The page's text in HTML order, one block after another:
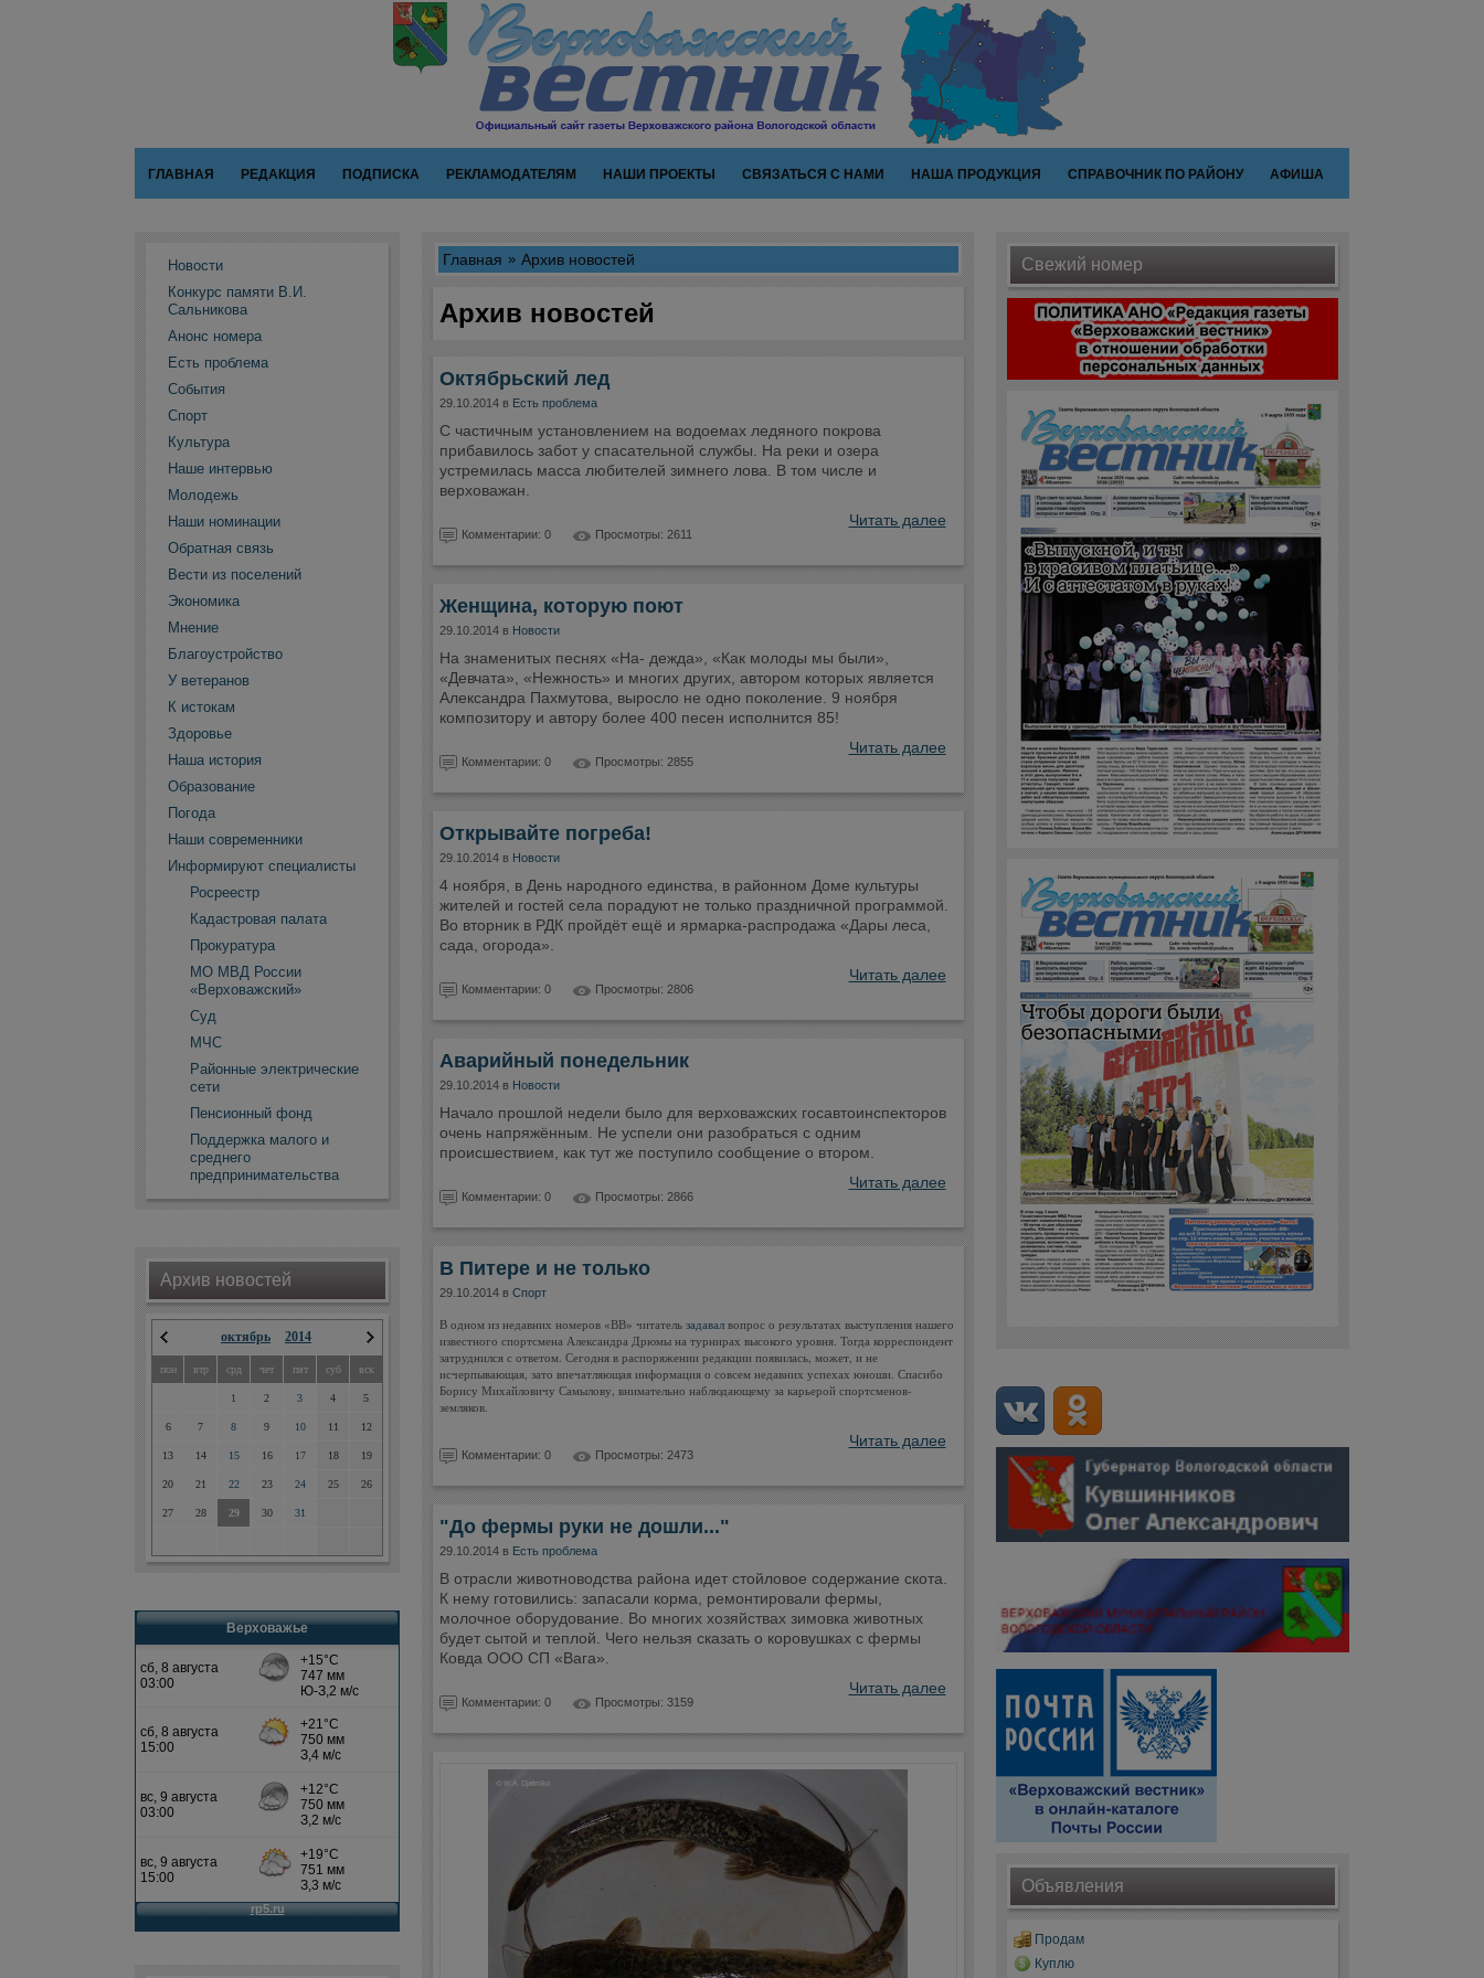
ГЛАВНАЯ РЕДАКЦИЯ ПОДПИСКА РЕКЛАМОДАТЕЛЯМ НАШИ ПРОЕКТЫ СВЯЗАТЬСЯ С НАМИ НАША ПРОДУКЦИЯ СПРАВОЧНИК ПО РАЙОНУ АФИША
Новости
Конкурс памяти В.И.
Сальникова
Анонс номера
Есть проблема
События
Спорт
Культура
Наше интервью
Молодежь
Наши номинации
Обратная связь
Вести из поселений
Экономика
Мнение
Благоустройство
У ветеранов
К истокам
Здоровье
Наша история
Образование
Погода
Наши современники
Информируют специалисты
Росреестр
Кадастровая палата
Прокуратура
МО МВД России
«Верховажский»
Суд
МЧС
Районные электрические
сети
Пенсионный фонд
Поддержка малого и
среднего
предпринимательства
Архив новостей
октябрь 2014
пон втр срд чет пят суб вск
1 2 3 4 5
6 7 8 9 10 11 12
13 14 15 16 17 18 19
20 21 22 23 24 25 26
27 28 29 30 31
Верховажье
Главная Архив новостей
Архив новостей
Октябрьский лед
29.10.2014 в Есть проблема
С частичным установлением на водоемах ледяного покрова
прибавилось забот у спасательной службы. На реки и озера
устремилась масса любителей зимнего лова. В том числе и
верховажан.
Читать далее
Комментарии: 0 Просмотры: 2611
Женщина, которую поют
29.10.2014 в Новости
На знаменитых песнях «На- дежда», «Как молоды мы были»,
«Девчата», «Нежность» и многих других, автором которых является
Александра Пахмутова, выросло не одно поколение. 9 ноября
композитору и автору более 400 песен исполнится 85!
Читать далее
Комментарии: 0 Просмотры: 2855
Открывайте погреба!
29.10.2014 в Новости
4 ноября, в День народного единства, в районном Доме культуры
жителей и гостей села порадуют не только праздничной программой.
Во вторник в РДК пройдёт ещё и ярмарка-распродажа «Дары леса,
сада, огорода».
Читать далее
Комментарии: 0 Просмотры: 2806
Аварийный понедельник
29.10.2014 в Новости
Начало прошлой недели было для верховажских госавтоинспекторов
очень напряжённым. Не успели они разобраться с одним
происшествием, как тут же поступило сообщение о втором.
Читать далее
Комментарии: 0 Просмотры: 2866
В Питере и не только
29.10.2014 в Спорт
В одном из недавних номеров «ВВ» читатель задавалвопрос о результатах выступления нашего
известного спортсмена Александра Дрюмы на турнирах высокого уровня. Тогда корреспондент
затруднился с ответом. Сегодня в распоряжении редакции появилась, может, и не
исчерпывающая, зато впечатляющая информация о совсем недавних успехах юноши. Спасибо
Борису Михайловичу Самылову, внимательно наблюдающему за карьерой спортсменов-
земляков.
Читать далее
Комментарии: 0 Просмотры: 2473
"До фермы руки не дошли..."
29.10.2014 в Есть проблема
В отрасли животноводства района идет стойловое содержание скота.
К нему готовились: запасали корма, ремонтировали фермы,
молочное оборудование. Во многих хозяйствах зимовка животных
будет сытой и теплой. Чего нельзя сказать о коровушках с фермы
Ковда ООО СП «Вага».
Читать далее
Комментарии: 0 Просмотры: 3159
Свежий номер
Объявления
Продам
Куплю